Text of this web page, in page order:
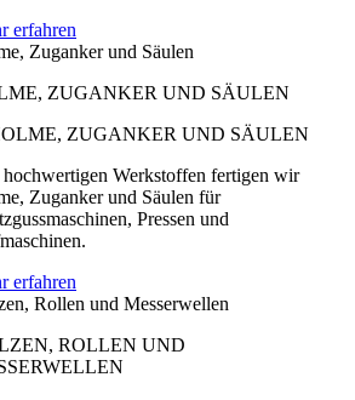
erfahren
Zuganker und Säulen
ZUGANKER UND SÄULEN
hochwertigen Werkstoffen fertigen wir
Zuganker und Säulen für
Pressen und
erfahren
Rollen und Messerwellen
ROLLEN UND